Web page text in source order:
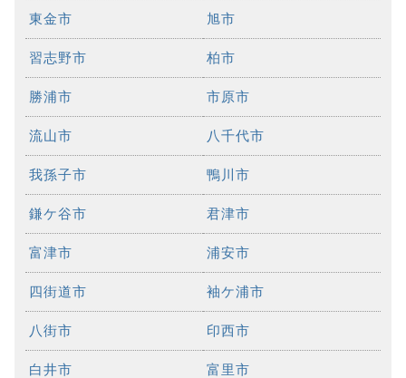
東金市 旭市
習志野市 柏市
勝浦市 市原市
流山市 八千代市
我孫子市 鴨川市
鎌ケ谷市 君津市
富津市 浦安市
四街道市 袖ケ浦市
八街市 印西市
白井市 富里市